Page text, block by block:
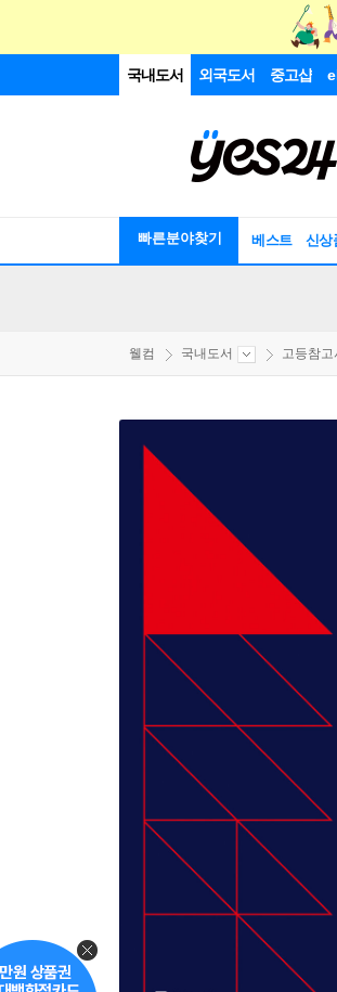
국내도서 외국도서 중고샵
빠른분야찾기 베스트 신상
웰컴 국내도서 고등참고